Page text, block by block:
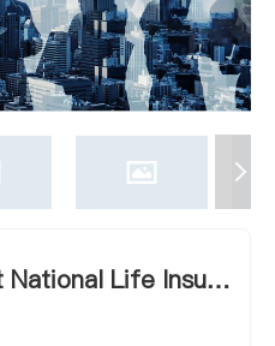
Life Insura